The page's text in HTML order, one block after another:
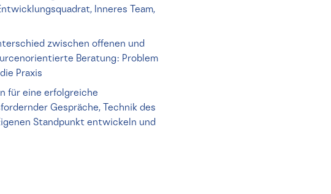
Inneres Team,
zwischen offenen und
Beratung: Problem
Praxis
für eine erfolgreiche
Gespräche, Technik des
Standpunkt entwickeln und